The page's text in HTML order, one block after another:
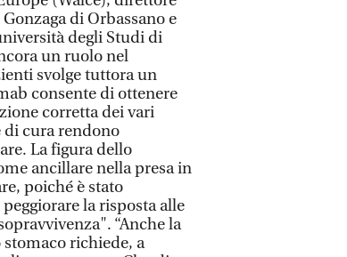
di Orbassano e
degli Studi di
un ruolo nel
svolge tuttora un
consente di ottenere
corretta dei vari
di cura rendono
La figura dello
ancillare nella presa in
poiché è stato
la risposta alle
“Anche la
richiede, a